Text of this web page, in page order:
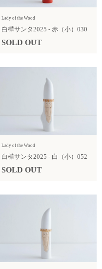
Lady of the Wood
白樺サンタ2025 - 赤（小）030
SOLD OUT
Lady of the Wood
白樺サンタ2025 - 白（小）052
SOLD OUT